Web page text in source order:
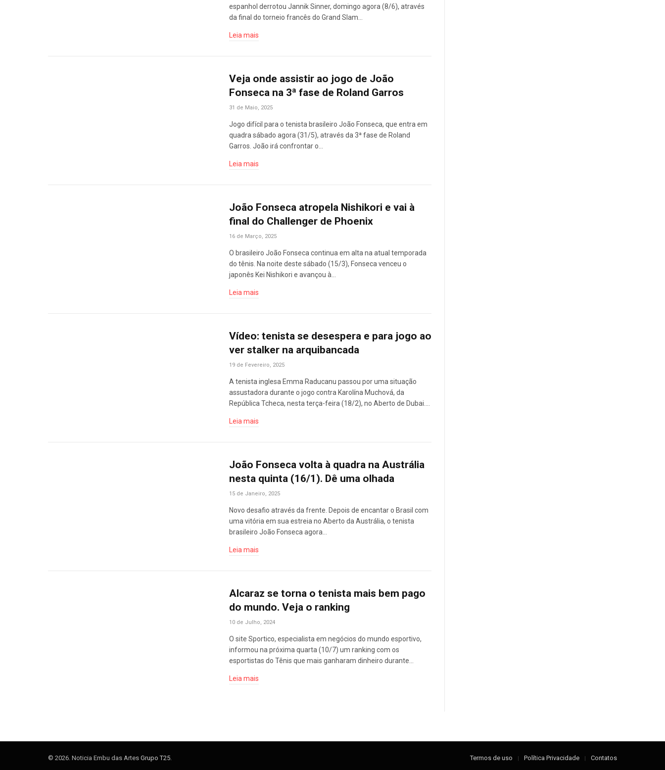
espanhol derrotou Jannik Sinner, domingo agora (8/6), através
da final do torneio francês do Grand Slam…
Leia mais
Veja onde assistir ao jogo de João
Fonseca na 3ª fase de Roland Garros
31 de Maio, 2025
Jogo difícil para o tenista brasileiro João Fonseca, que entra em
quadra sábado agora (31/5), através da 3ª fase de Roland
Garros. João irá confrontar o…
Leia mais
João Fonseca atropela Nishikori e vai à
final do Challenger de Phoenix
16 de Março, 2025
O brasileiro João Fonseca continua em alta na atual temporada
do tênis. Na noite deste sábado (15/3), Fonseca venceu o
japonês Kei Nishikori e avançou à…
Leia mais
Vídeo: tenista se desespera e para jogo ao
ver stalker na arquibancada
19 de Fevereiro, 2025
A tenista inglesa Emma Raducanu passou por uma situação
assustadora durante o jogo contra Karolína Muchová, da
República Tcheca, nesta terça-feira (18/2), no Aberto de Dubai.…
Leia mais
João Fonseca volta à quadra na Austrália
nesta quinta (16/1). Dê uma olhada
15 de Janeiro, 2025
Novo desafio através da frente. Depois de encantar o Brasil com
uma vitória em sua estreia no Aberto da Austrália, o tenista
brasileiro João Fonseca agora…
Leia mais
Alcaraz se torna o tenista mais bem pago
do mundo. Veja o ranking
10 de Julho, 2024
O site Sportico, especialista em negócios do mundo esportivo,
informou na próxima quarta (10/7) um ranking com os
esportistas do Tênis que mais ganharam dinheiro durante…
Leia mais
© 2026. Noticia Embu das Artes Grupo T25. Termos de uso Política Privacidade Contatos